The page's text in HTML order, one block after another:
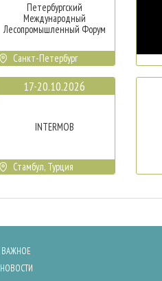
Петербургский
Международный
Лесопромышленный Форум
Санкт-Петербург
17-20.10.2026
INTERMOB
Стамбул, Турция
ВАЖНОЕ
НОВОСТИ